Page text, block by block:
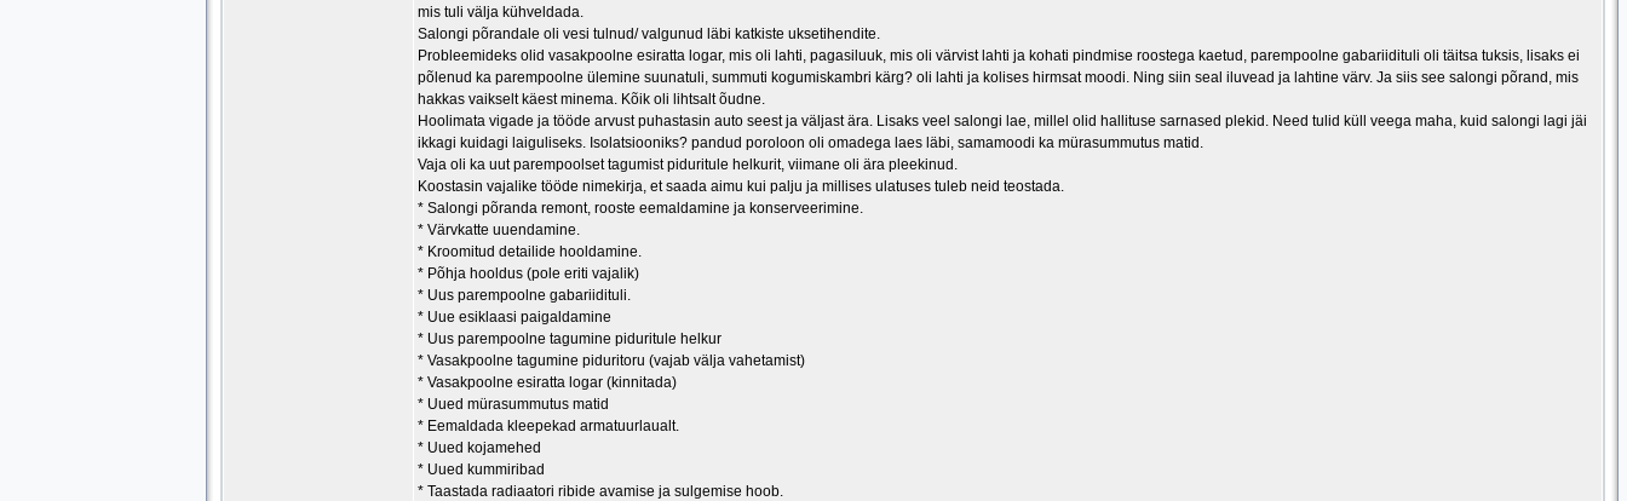
mis tuli välja kühveldada.
Salongi põrandale oli vesi tulnud/ valgunud läbi katkiste uksetihendite.
Probleemideks olid vasakpoolne esiratta logar, mis oli lahti, pagasiluuk, mis oli värvist lahti ja kohati pindmise roostega kaetud, parempoolne gabariidituli oli täitsa tuksis, lisaks ei
põlenud ka parempoolne ülemine suunatuli, summuti kogumiskambri kärg? oli lahti ja kolises hirmsat moodi. Ning siin seal iluvead ja lahtine värv. Ja siis see salongi põrand, mis
hakkas vaikselt käest minema. Kõik oli lihtsalt õudne.
Hoolimata vigade ja tööde arvust puhastasin auto seest ja väljast ära. Lisaks veel salongi lae, millel olid hallituse sarnased plekid. Need tulid küll veega maha, kuid salongi lagi jäi
ikkagi kuidagi laiguliseks. Isolatsiooniks? pandud poroloon oli omadega laes läbi, samamoodi ka mürasummutus matid.
Vaja oli ka uut parempoolset tagumist piduritule helkurit, viimane oli ära pleekinud.
Koostasin vajalike tööde nimekirja, et saada aimu kui palju ja millises ulatuses tuleb neid teostada.
* Salongi põranda remont, rooste eemaldamine ja konserveerimine.
* Värvkatte uuendamine.
* Kroomitud detailide hooldamine.
* Põhja hooldus (pole eriti vajalik)
* Uus parempoolne gabariidituli.
* Uue esiklaasi paigaldamine
* Uus parempoolne tagumine piduritule helkur
* Vasakpoolne tagumine piduritoru (vajab välja vahetamist)
* Vasakpoolne esiratta logar (kinnitada)
* Uued mürasummutus matid
* Eemaldada kleepekad armatuurlaualt.
* Uued kojamehed
* Uued kummiribad
* Taastada radiaatori ribide avamise ja sulgemise hoob.